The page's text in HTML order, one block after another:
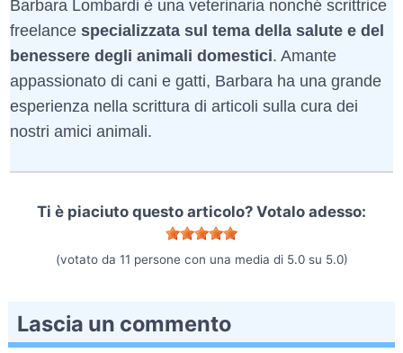
Barbara Lombardi è una veterinaria nonché scrittrice
freelance specializzata sul tema della salute e del
benessere degli animali domestici. Amante
appassionato di cani e gatti, Barbara ha una grande
esperienza nella scrittura di articoli sulla cura dei
nostri amici animali.
Ti è piaciuto questo articolo? Votalo adesso:
(votato da 11 persone con una media di 5.0su 5.0)
Lascia un commento